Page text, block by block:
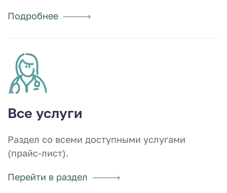
Подробнее
Все услуги
Раздел со всеми доступными услугами
(прайс-лист).
Перейти в раздел